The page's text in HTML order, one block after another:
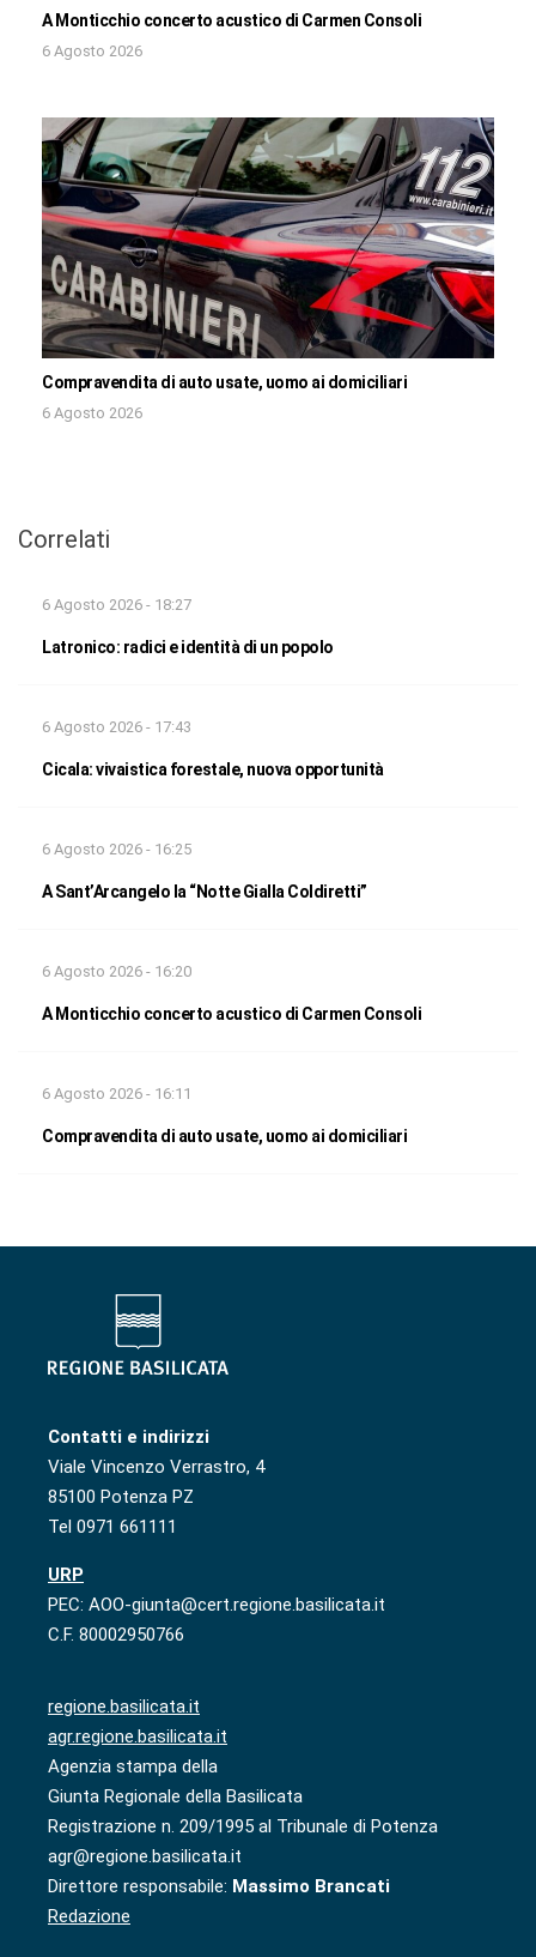
A Monticchio concerto acustico di Carmen Consoli
6 Agosto 2026
Compravendita di auto usate, uomo ai domiciliari
6 Agosto 2026
Correlati
6 Agosto 2026 - 18:27
Latronico: radici e identità di un popolo
6 Agosto 2026 - 17:43
Cicala: vivaistica forestale, nuova opportunità
6 Agosto 2026 - 16:25
A Sant’Arcangelo la “Notte Gialla Coldiretti”
6 Agosto 2026 - 16:20
A Monticchio concerto acustico di Carmen Consoli
6 Agosto 2026 - 16:11
Compravendita di auto usate, uomo ai domiciliari
Contatti e indirizzi
Viale Vincenzo Verrastro, 4
85100 Potenza PZ
Tel 0971 661111
URP
PEC: AOO-giunta@cert.regione.basilicata.it
C.F. 80002950766
regione.basilicata.it
agr.regione.basilicata.it
Agenzia stampa della
Giunta Regionale della Basilicata
Registrazione n. 209/1995 al Tribunale di Potenza
agr@regione.basilicata.it
Direttore responsabile: Massimo Brancati
Redazione